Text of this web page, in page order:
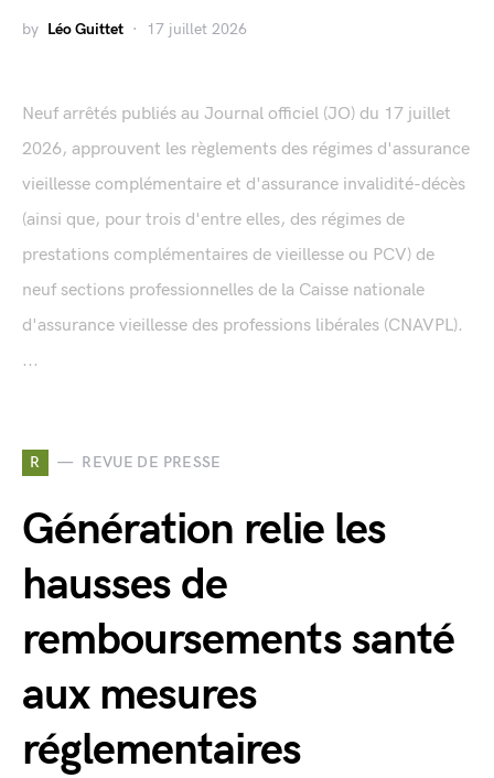
by Léo Guittet 17 juillet 2026
Neuf arrêtés publiés au Journal officiel (JO) du 17 juillet
2026, approuvent les règlements des régimes d'assurance
vieillesse complémentaire et d'assurance invalidité-décès
(ainsi que, pour trois d'entre elles, des régimes de
prestations complémentaires de vieillesse ou PCV) de
neuf sections professionnelles de la Caisse nationale
d'assurance vieillesse des professions libérales (CNAVPL).
...
R REVUE DE PRESSE
Génération relie les
hausses de
remboursements santé
aux mesures
réglementaires